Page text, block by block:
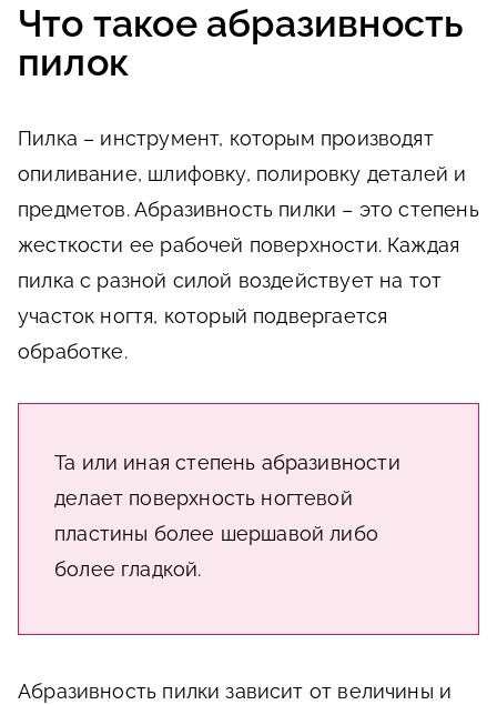
Что такое абразивность
пилок
Пилка – инструмент, которым производят
опиливание, шлифовку, полировку деталей и
предметов. Абразивность пилки – это степень
жесткости ее рабочей поверхности. Каждая
пилка с разной силой воздействует на тот
участок ногтя, который подвергается
обработке.
Та или иная степень абразивности
делает поверхность ногтевой
пластины более шершавой либо
более гладкой.
Абразивность пилки зависит от величины и